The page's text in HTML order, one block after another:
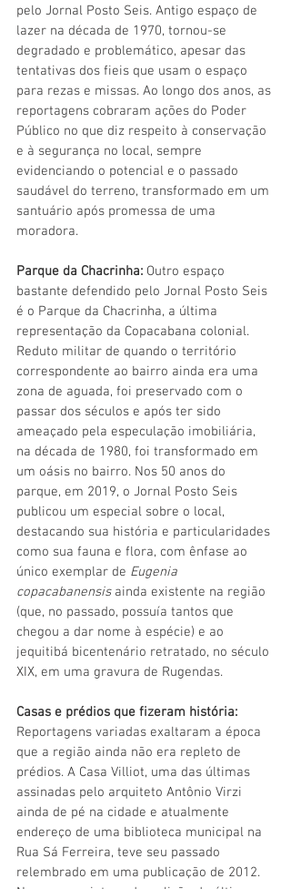
pelo Jornal Posto Seis. Antigo espaço de
lazer na década de 1970, tornou-se
degradado e problemático, apesar das
tentativas dos fieis que usam o espaço
para rezas e missas. Ao longo dos anos, as
reportagens cobraram ações do Poder
Público no que diz respeito à conservação
e à segurança no local, sempre
evidenciando o potencial e o passado
saudável do terreno, transformado em um
santuário após promessa de uma
moradora.
Parque da Chacrinha: Outro espaço
bastante defendido pelo Jornal Posto Seis
é o Parque da Chacrinha, a última
representação da Copacabana colonial.
Reduto militar de quando o território
correspondente ao bairro ainda era uma
zona de aguada, foi preservado com o
passar dos séculos e após ter sido
ameaçado pela especulação imobiliária,
na década de 1980, foi transformado em
um oásis no bairro. Nos 50 anos do
parque, em 2019, o Jornal Posto Seis
publicou um especial sobre o local,
destacando sua história e particularidades
como sua fauna e flora, com ênfase ao
único exemplar de Eugenia
copacabanensis ainda existente na região
(que, no passado, possuía tantos que
chegou a dar nome à espécie) e ao
jequitibá bicentenário retratado, no século
XIX, em uma gravura de Rugendas.
Casas e prédios que fizeram história:
Reportagens variadas exaltaram a época
que a região ainda não era repleto de
prédios. A Casa Villiot, uma das últimas
assinadas pelo arquiteto Antônio Virzi
ainda de pé na cidade e atualmente
endereço de uma biblioteca municipal na
Rua Sá Ferreira, teve seu passado
relembrado em uma publicação de 2012.